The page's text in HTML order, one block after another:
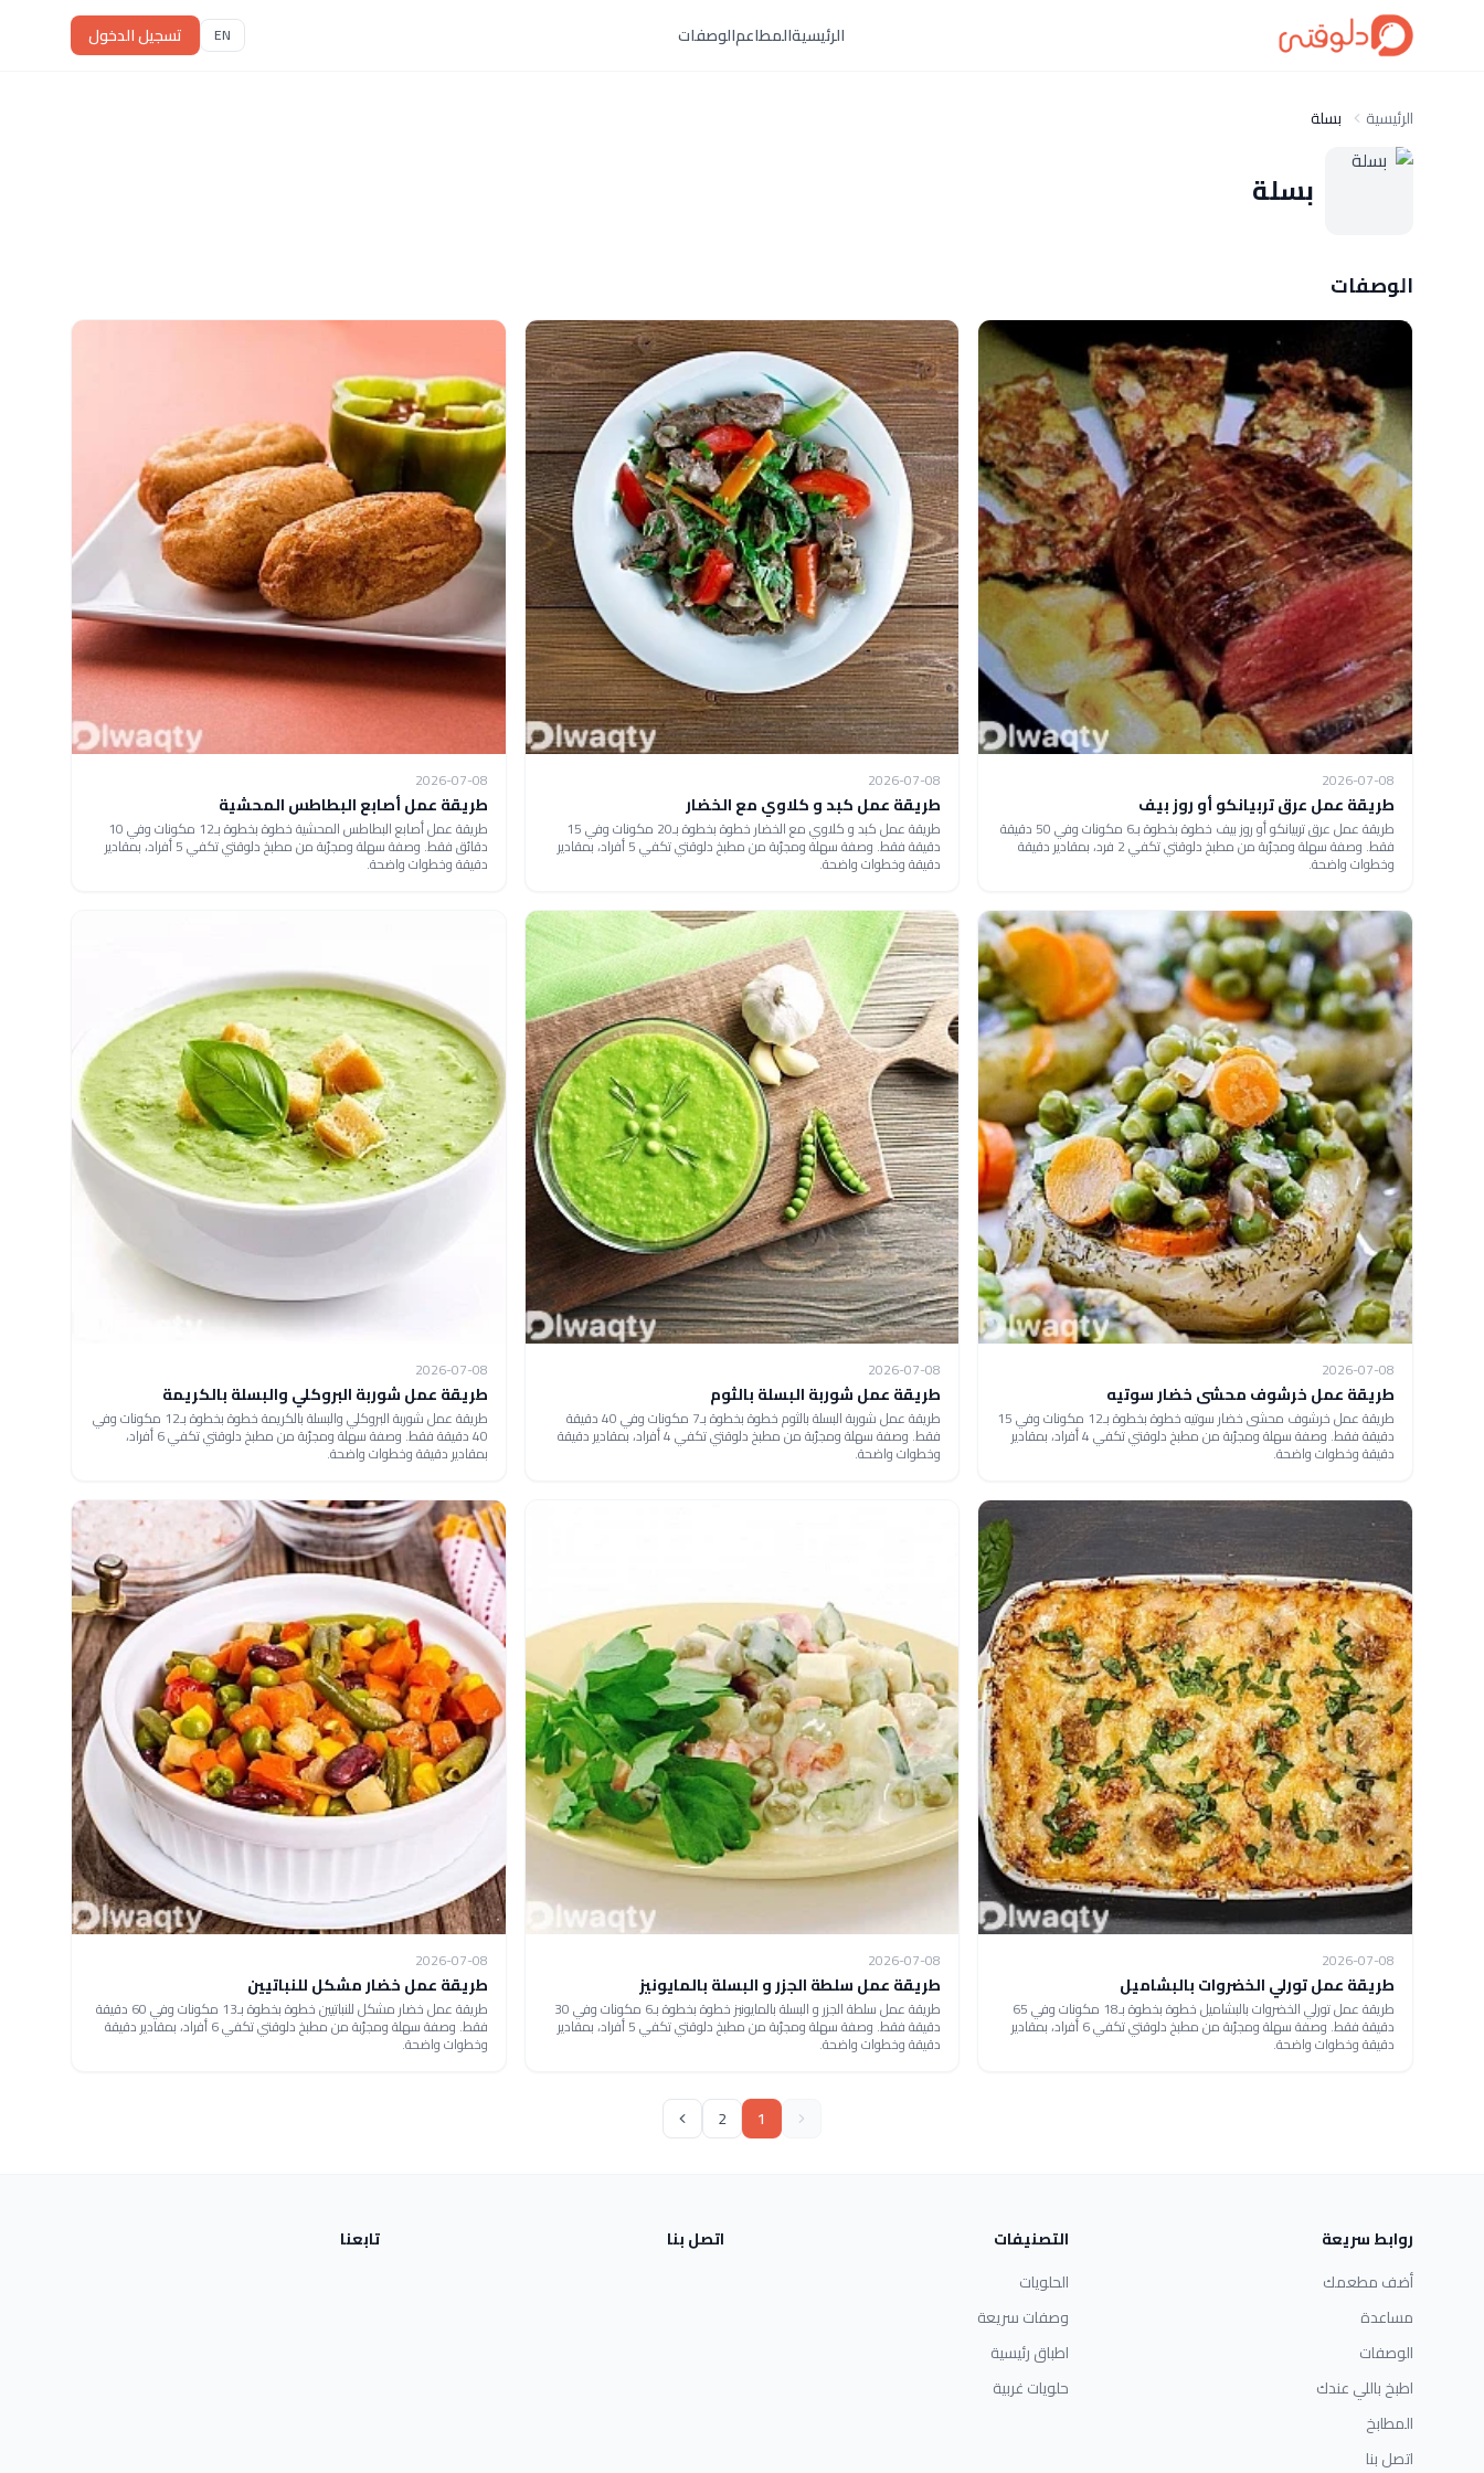
الرئيسيةالمطاعمالوصفات EN تسجيل الدخول
الرئيسية بسلة
بسلة
الوصفات
2026-07-08
طريقة عمل عرق تربيانكو أو روز بيف
طريقة عمل عرق تربيانكو أو روز بيف خطوة بخطوة بـ6 مكونات وفي 50 دقيقة
فقط. وصفة سهلة ومجرّبة من مطبخ دلوقتي تكفي 2 فرد، بمقادير دقيقة
وخطوات واضحة.
2026-07-08
طريقة عمل كبد و كلاوي مع الخضار
طريقة عمل كبد و كلاوي مع الخضار خطوة بخطوة بـ20 مكونات وفي 15
دقيقة فقط. وصفة سهلة ومجرّبة من مطبخ دلوقتي تكفي 5 أفراد، بمقادير
دقيقة وخطوات واضحة.
2026-07-08
طريقة عمل أصابع البطاطس المحشية
طريقة عمل أصابع البطاطس المحشية خطوة بخطوة بـ12 مكونات وفي 10
دقائق فقط. وصفة سهلة ومجرّبة من مطبخ دلوقتي تكفي 5 أفراد، بمقادير
دقيقة وخطوات واضحة.
2026-07-08
طريقة عمل خرشوف محشى خضار سوتيه
طريقة عمل خرشوف محشى خضار سوتيه خطوة بخطوة بـ12 مكونات وفي 15
دقيقة فقط. وصفة سهلة ومجرّبة من مطبخ دلوقتي تكفي 4 أفراد، بمقادير
دقيقة وخطوات واضحة.
2026-07-08
طريقة عمل شوربة البسلة بالثوم
طريقة عمل شوربة البسلة بالثوم خطوة بخطوة بـ7 مكونات وفي 40 دقيقة
فقط. وصفة سهلة ومجرّبة من مطبخ دلوقتي تكفي 4 أفراد، بمقادير دقيقة
وخطوات واضحة.
2026-07-08
طريقة عمل شوربة البروكلي والبسلة بالكريمة
طريقة عمل شوربة البروكلي والبسلة بالكريمة خطوة بخطوة بـ12 مكونات وفي
40 دقيقة فقط. وصفة سهلة ومجرّبة من مطبخ دلوقتي تكفي 6 أفراد،
بمقادير دقيقة وخطوات واضحة.
2026-07-08
طريقة عمل تورلي الخضروات بالبشاميل
طريقة عمل تورلي الخضروات بالبشاميل خطوة بخطوة بـ18 مكونات وفي 65
دقيقة فقط. وصفة سهلة ومجرّبة من مطبخ دلوقتي تكفي 6 أفراد، بمقادير
دقيقة وخطوات واضحة.
2026-07-08
طريقة عمل سلطة الجزر و البسلة بالمايونيز
طريقة عمل سلطة الجزر و البسلة بالمايونيز خطوة بخطوة بـ6 مكونات وفي 30
دقيقة فقط. وصفة سهلة ومجرّبة من مطبخ دلوقتي تكفي 5 أفراد، بمقادير
دقيقة وخطوات واضحة.
2026-07-08
طريقة عمل خضار مشكل للنباتيين
طريقة عمل خضار مشكل للنباتيين خطوة بخطوة بـ13 مكونات وفي 60 دقيقة
فقط. وصفة سهلة ومجرّبة من مطبخ دلوقتي تكفي 6 أفراد، بمقادير دقيقة
وخطوات واضحة.
1
2
روابط سريعة
أضف مطعمك
مساعدة
الوصفات
اطبخ باللي عندك
المطابخ
اتصل بنا
التصنيفات
الحلويات
وصفات سريعة
اطباق رئيسية
حلويات غربية
اتصل بنا تابعنا